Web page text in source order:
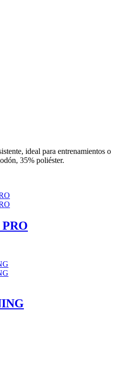
ideal para entrenamientos o
35% poliéster.